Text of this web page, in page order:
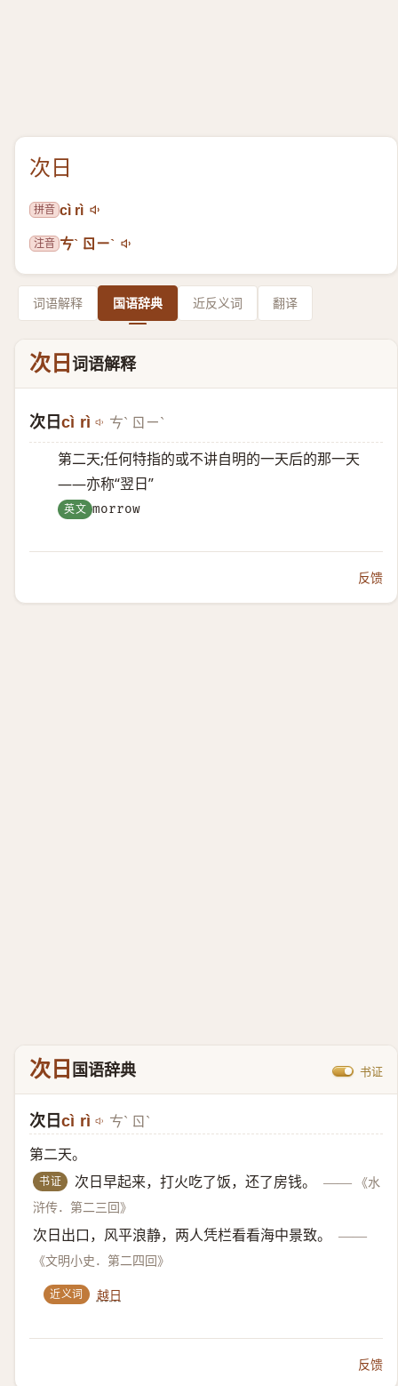
次日
拼音 cì rì
注音 ㄘˋ ㄖㄧˋ
词语解释 国语辞典 近反义词 翻译
次日 词语解释
次日 cì rì ㄘˋ ㄖㄧˋ
第二天;任何特指的或不讲自明的一天后的那一天
——亦称“翌日”
英文 morrow
反馈
次日 国语辞典 书证
次日 cì rì ㄘˋ ㄖˋ
第二天。
书证 次日早起来，打火吃了饭，还了房钱。 ——
《水
浒传．第二三回》
次日出口，风平浪静，两人凭栏看看海中景致。 ——
《文明小史．第二四回》
近义词 越日
反馈